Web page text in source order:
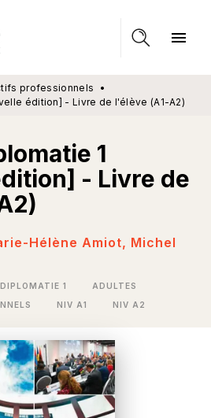
CONTENU
menu
professionnels
•
édition] - Livre de l'élève (A1-A2)
1
- Livre de
Hélène Amiot, Michel
1 ADULTES
NIV A1 NIV A2